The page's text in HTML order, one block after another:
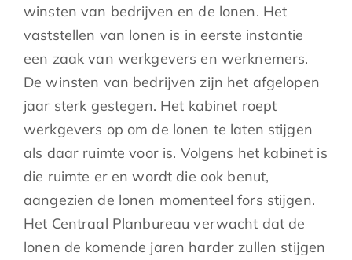
winsten van bedrijven en de lonen. Het
vaststellen van lonen is in eerste instantie
een zaak van werkgevers en werknemers.
De winsten van bedrijven zijn het afgelopen
jaar sterk gestegen. Het kabinet roept
werkgevers op om de lonen te laten stijgen
als daar ruimte voor is. Volgens het kabinet is
die ruimte er en wordt die ook benut,
aangezien de lonen momenteel fors stijgen.
Het Centraal Planbureau verwacht dat de
lonen de komende jaren harder zullen stijgen